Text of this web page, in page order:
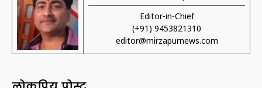
Editor-in-Chief
(+91) 9453821310
editor@mirzapurnews.com